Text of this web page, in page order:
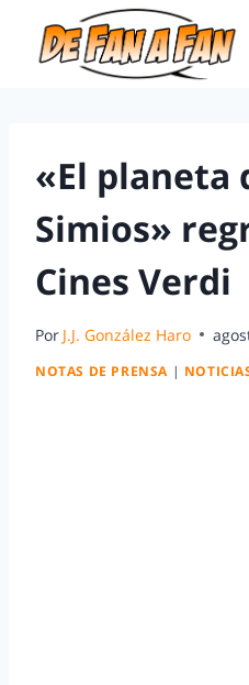
«El planeta
Simios»
Cines Verdi
Por J.J. González Haro
NOTAS DE PRENSA |